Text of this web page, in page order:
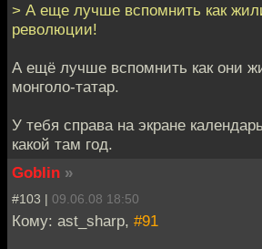
> А еще лучше вспомнить как
революции!
А ещё лучше вспомнить как они
монголо-татар.
У тебя справа на экране
какой там год.
Goblin »
#103 | 09.06.08 18:50
Кому: ast_sharp, #91